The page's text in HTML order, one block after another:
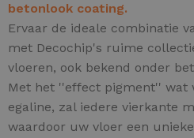
betonlook coating.
Ervaar de ideale combinatie
met Decochip's ruime
vloeren, ook bekend onder
Met het ''effect pigment'' wat
egaline, zal iedere vierkante
waardoor uw vloer een